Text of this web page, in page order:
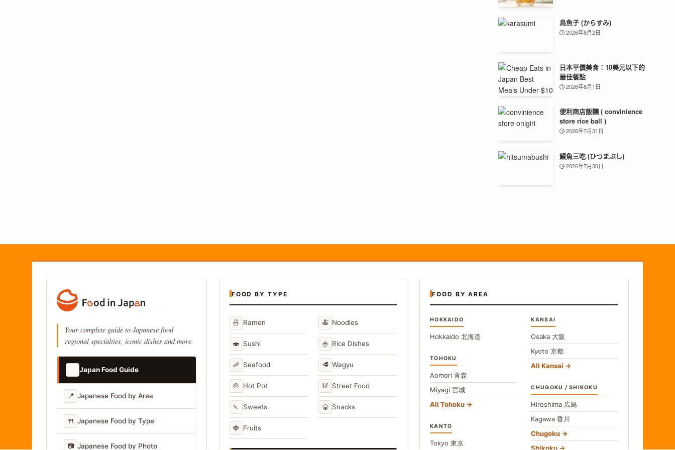
烏魚子 (からすみ)
2026年8月2日
日本平價美食：10美元以下的
最佳餐點
2026年8月1日
便利商店飯糰 ( convinience
store rice ball )
2026年7月31日
鰻魚三吃 (ひつまぶし)
2026年7月30日
Your complete guide to Japanese food
regional specialties, iconic dishes and more.
Japan Food Guide
📍 Japanese Food by Area
🍴 Japanese Food by Type
📷 Japanese Food by Photo
FOOD BY TYPE
🍜 Ramen 🍝 Noodles
🍣 Sushi 🍚 Rice Dishes
🦐 Seafood 🥩 Wagyu
🍲 Hot Pot 🥢 Street Food
🍡 Sweets 🍘 Snacks
🍓 Fruits
FOOD BY AREA
HOKKAIDO
Hokkaido 北海道
TOHOKU
Aomori 青森
Miyagi 宮城
All Tohoku
KANTO
Tokyo 東京
KANSAI
Osaka 大阪
Kyoto京都
All Kansai
CHUGOKU / SHIKOKU
Hiroshima 広島
Kagawa香川
Chugoku
Shikoku